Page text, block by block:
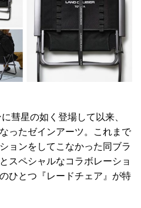
彗星の如く登場して以来、
ったゼインアーツ。これまで
ョンをしてこなかった同ブラ
スペシャルなコラボレーショ
ひとつ『レードチェア』が特